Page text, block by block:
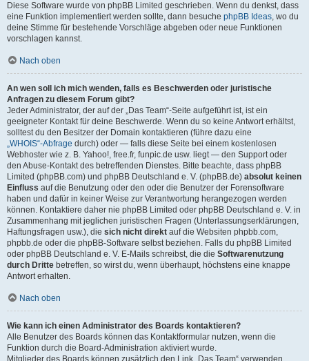
Diese Software wurde von phpBB Limited geschrieben. Wenn du denkst, dass
eine Funktion implementiert werden sollte, dann besuche phpBB Ideas, wo du
deine Stimme für bestehende Vorschläge abgeben oder neue Funktionen
vorschlagen kannst.
Nach oben
An wen soll ich mich wenden, falls es Beschwerden oder juristische
Anfragen zu diesem Forum gibt?
Jeder Administrator, der auf der „Das Team“-Seite aufgeführt ist, ist ein
geeigneter Kontakt für deine Beschwerde. Wenn du so keine Antwort erhältst,
solltest du den Besitzer der Domain kontaktieren (führe dazu eine
„WHOIS“-Abfrage durch) oder — falls diese Seite bei einem kostenlosen
Webhoster wie z. B. Yahoo!, free.fr, funpic.de usw. liegt — den Support oder
den Abuse-Kontakt des betreffenden Dienstes. Bitte beachte, dass phpBB
Limited (phpBB.com) und phpBB Deutschland e. V. (phpBB.de) absolut keinen
Einfluss auf die Benutzung oder den oder die Benutzer der Forensoftware
haben und dafür in keiner Weise zur Verantwortung herangezogen werden
können. Kontaktiere daher nie phpBB Limited oder phpBB Deutschland e. V. in
Zusammenhang mit jeglichen juristischen Fragen (Unterlassungserklärungen,
Haftungsfragen usw.), die sich nicht direkt auf die Websiten phpbb.com,
phpbb.de oder die phpBB-Software selbst beziehen. Falls du phpBB Limited
oder phpBB Deutschland e. V. E-Mails schreibst, die die Softwarenutzung
durch Dritte betreffen, so wirst du, wenn überhaupt, höchstens eine knappe
Antwort erhalten.
Nach oben
Wie kann ich einen Administrator des Boards kontaktieren?
Alle Benutzer des Boards können das Kontaktformular nutzen, wenn die
Funktion durch die Board-Administration aktiviert wurde.
Mitglieder des Boards können zusätzlich den Link „Das Team“ verwenden.